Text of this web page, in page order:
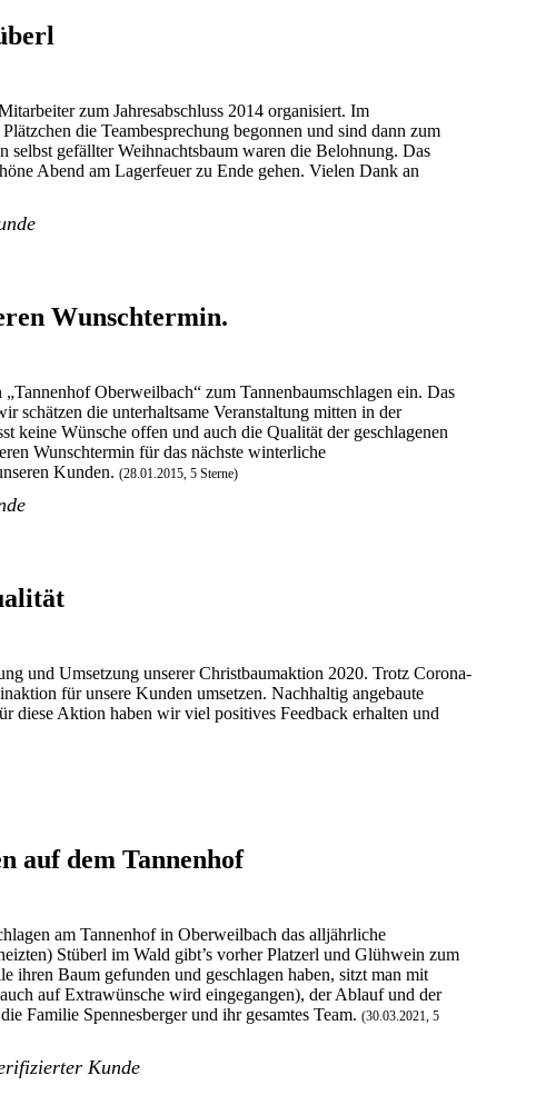
zum Jahresabschluss 2014 organisiert. Im
die Teambesprechung begonnen und sind dann zum
selbst gefällter Weihnachtsbaum waren die Belohnung. Das
Abend am Lagerfeuer zu Ende gehen. Vielen Dank an
Wunschtermin.
Oberweilbach“ zum Tannenbaumschlagen ein. Das
schätzen die unterhaltsame Veranstaltung mitten in der
keine Wünsche offen und auch die Qualität der geschlagenen
Wunschtermin für das nächste winterliche
Kunden. (28.01.2015, 5 Sterne)
und Umsetzung unserer Christbaumaktion 2020. Trotz Corona-
für unsere Kunden umsetzen. Nachhaltig angebaute
diese Aktion haben wir viel positives Feedback erhalten und
auf dem Tannenhof
am Tannenhof in Oberweilbach das alljährliche
Stüberl im Wald gibt’s vorher Platzerl und Glühwein zum
ihren Baum gefunden und geschlagen haben, sitzt man mit
auf Extrawünsche wird eingegangen), der Ablauf und der
Familie Spennesberger und ihr gesamtes Team. (30.03.2021, 5
Kunde